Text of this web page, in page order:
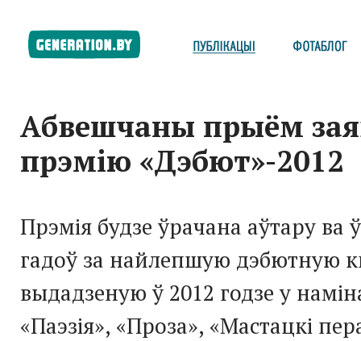
Абвешчаны прыём
прэмію «Дэбют»-2012
Прэмія будзе ўрачана аўтару ва
гадоў за найлепшую дэбютную
выдадзеную ў 2012 годзе у
«Паэзія», «Проза», «Мастацкі